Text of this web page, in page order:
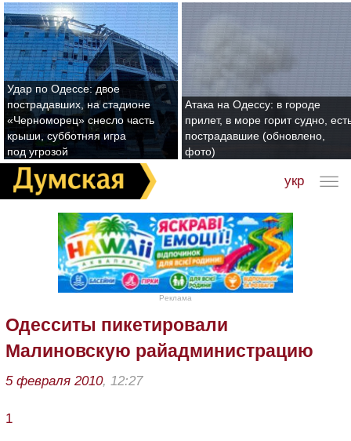
Удар по Одессе: двое
пострадавших, на стадионе
«Черноморец» снесло часть
крыши, субботняя игра
под угрозой
Атака на Одессу: в городе
прилет, в море горит судно,
пострадавшие (обновлено,
фото)
укр
Реклама
Одесситы пикетировали
Малиновскую райадминистрацию
5 февраля 2010, 12:27
1